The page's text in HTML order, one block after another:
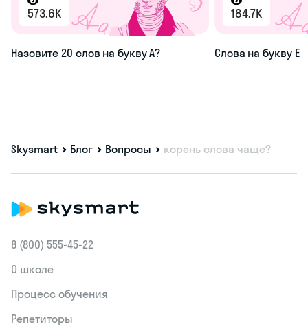
573.6K
Назовите 20 слов на букву А?
184.7K
Слова на букву Е
Skysmart Блог Вопросы корень слова чаще?
8 (800) 555‑45-22
О школе
Процесс обучения
Репетиторы